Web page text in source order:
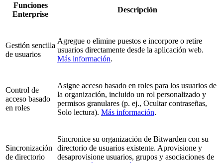
Funciones
Enterprise
Descripción
Gestión sencilla
de usuarios
Agregue o elimine puestos e incorpore o retire
usuarios directamente desde la aplicación web.
Más información.
Control de
acceso basado
en roles
Asigne acceso basado en roles para los usuarios de
la organización, incluido un rol personalizado y
permisos granulares (p. ej., Ocultar contraseñas,
Solo lectura). Más información.
Sincronización
de directorio
Sincronice su organización de Bitwarden con su
directorio de usuarios existente. Aprovisione y
desaprovisione usuarios, grupos y asociaciones de